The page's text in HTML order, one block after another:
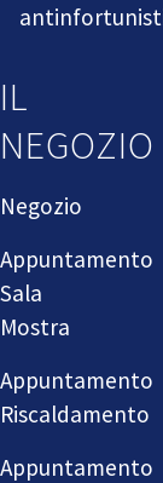
IL
NEGOZIO
Negozio
Appuntamento
Sala
Mostra
Appuntamento
Riscaldamento
Appuntamento